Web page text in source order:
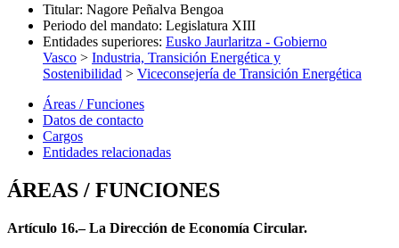
Titular: Nagore Peñalva Bengoa
Periodo del mandato: Legislatura XIII
Entidades superiores: Eusko Jaurlaritza - Gobierno
Vasco > Industria, Transición Energética y
Sostenibilidad > Viceconsejería de Transición Energética
Áreas / Funciones
Datos de contacto
Cargos
Entidades relacionadas
ÁREAS / FUNCIONES
Artículo 16.– La Dirección de Economía Circular.